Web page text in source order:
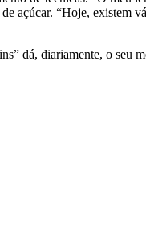
açúcar. “Hoje, existem
dá, diariamente, o seu